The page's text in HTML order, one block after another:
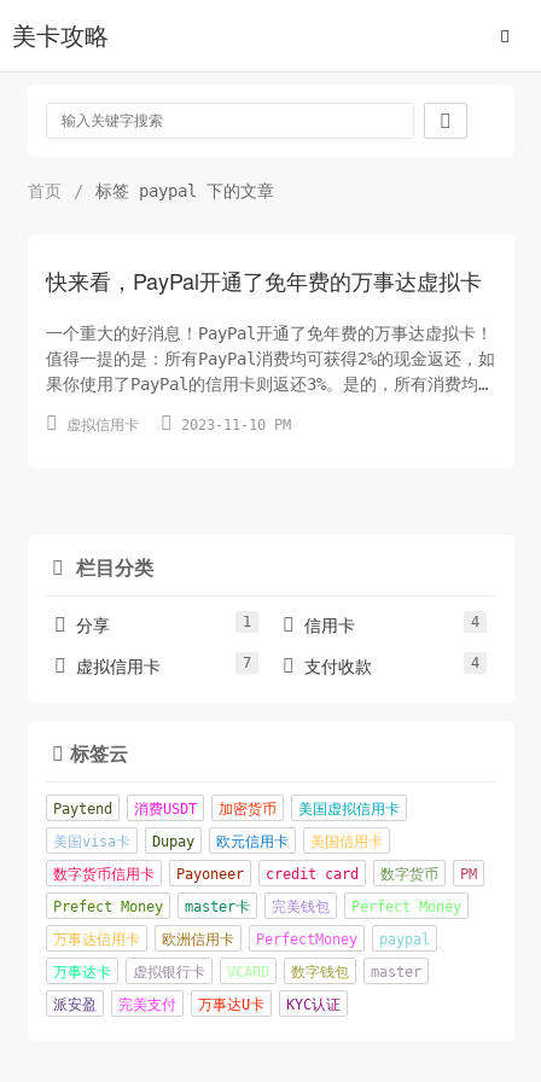
美卡攻略

首页 / 标签 paypal 下的文章
快来看，PayPal开通了免年费的万事达虚拟卡
一个重大的好消息！PayPal开通了免年费的万事达虚拟卡！
值得一提的是：所有PayPal消费均可获得2%的现金返还，如
果你使用了PayPal的信用卡则返还3%。是的，所有消费均可
优惠，这哪是万事达呀，这是黑卡呀！！前提条件：不好意
 虚拟信用卡  2023-11-10 PM
 栏目分类
 分享 1  信用卡 4
 虚拟信用卡 7  支付收款 4
 标签云
Paytend 消费USDT 加密货币
美国虚拟信用卡
美国visa卡
Dupay 欧元信用卡
美国信用卡
数字货币信用卡
Payoneer credit card 数字货币
PM
Prefect Money
master卡 完美钱包
Perfect Money
万事达信用卡
欧洲信用卡 PerfectMoney
paypal
万事达卡
虚拟银行卡 VCARD 数字钱包
master
派安盈
完美支付 万事达U卡 KYC认证